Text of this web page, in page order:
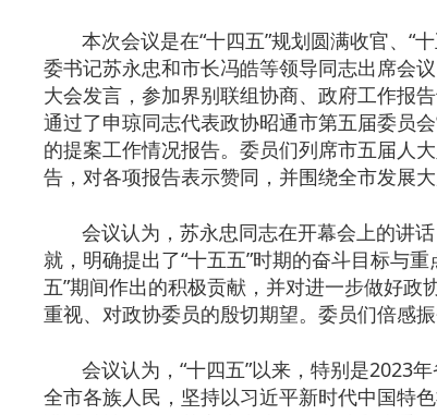
本次会议是在“十四五”规划圆满收官、“
委书记苏永忠和市长冯皓等领导同志出席会
大会发言，参加界别联组协商、政府工作报
通过了申琼同志代表政协昭通市第五届委员
的提案工作情况报告。委员们列席市五届人
告，对各项报告表示赞同，并围绕全市发展
会议认为，苏永忠同志在开幕会上的讲话
就，明确提出了“十五五”时期的奋斗目标与
五”期间作出的积极贡献，并对进一步做好
重视、对政协委员的殷切期望。委员们倍感
会议认为，“十四五”以来，特别是2023年
全市各族人民，坚持以习近平新时代中国特